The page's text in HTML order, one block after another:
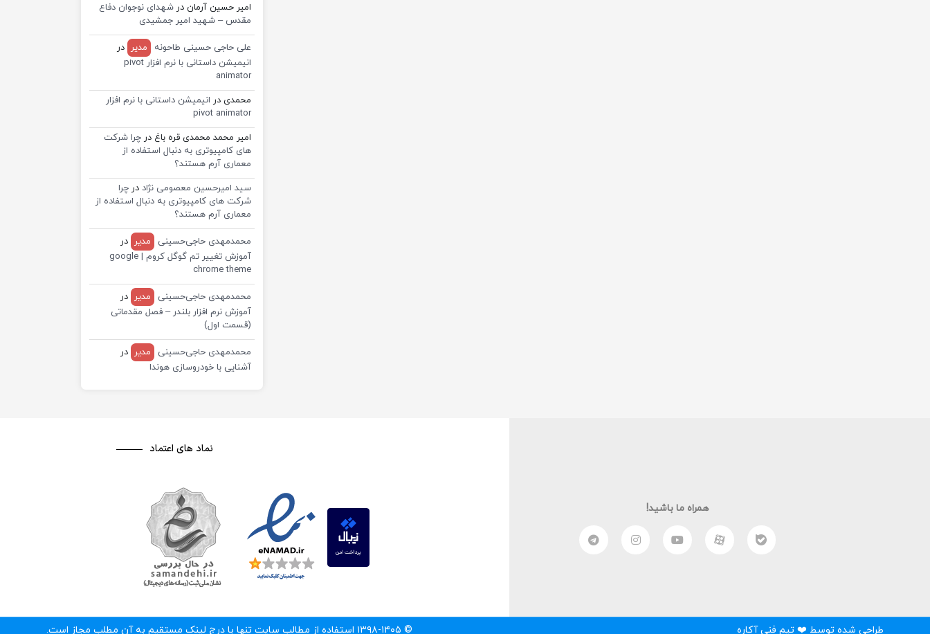
امیر حسین آرمان درشهدای نوجوان دفاع
مقدس – شهید امیر جمشیدی
علی حاجی حسینی طاحونه مدیر
در
انیمیشن داستانی با نرم افزار pivot
animator
محمدی در انیمیشن داستانی با نرم افزار
pivot animator
امیر محمد محمدی قره باغ درچرا شرکت
های کامپیوتری به دنبال استفاده از
معماری آرم هستند؟
سید امیرحسین معصومی نژاد درچرا
شرکت های کامپیوتری به دنبال استفاده از
معماری آرم هستند؟
محمدمهدی حاجی‌حسینی مدیر
در
آموزش تغییر تم گوگل کروم | google
chrome theme
محمدمهدی حاجی‌حسینی مدیر
در
آموزش نرم افزار بلندر – فصل مقدماتی
(قسمت اول)
محمدمهدی حاجی‌حسینی مدیر
در
آشنایی با خودروسازی هوندا
همراه ما باشید!
نماد های اعتماد
طراحی شده توسط ❤️ تیم فنی آکاره © ۱۳۹۸-۱۴۰۵ استفاده از مطالب سایت تنها با درج لینک مستقیم به آن مطلب مجاز است.‌